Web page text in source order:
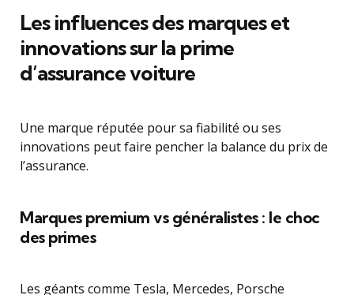
Les influences des marques et
innovations sur la prime
d’assurance voiture
Une marque réputée pour sa fiabilité ou ses
innovations peut faire pencher la balance du prix de
l’assurance.
Marques premium vs généralistes : le choc
des primes
Les géants comme Tesla, Mercedes, Porsche